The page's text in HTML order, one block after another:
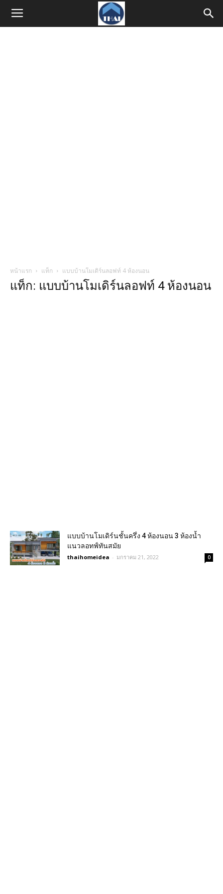
หน้าแรก แท็ก แบบบ้านโมเดิร์นลอฟท์ 4 ห้องนอน
แท็ก: แบบบ้านโมเดิร์นลอฟท์ 4 ห้องนอน
แบบบ้านโมเดิร์นชั้นครึ่ง 4 ห้องนอน 3 ห้องน้ำ
แนวลอทฟ์ทันสมัย
thaihomeidea - มกราคม 21, 2022 0